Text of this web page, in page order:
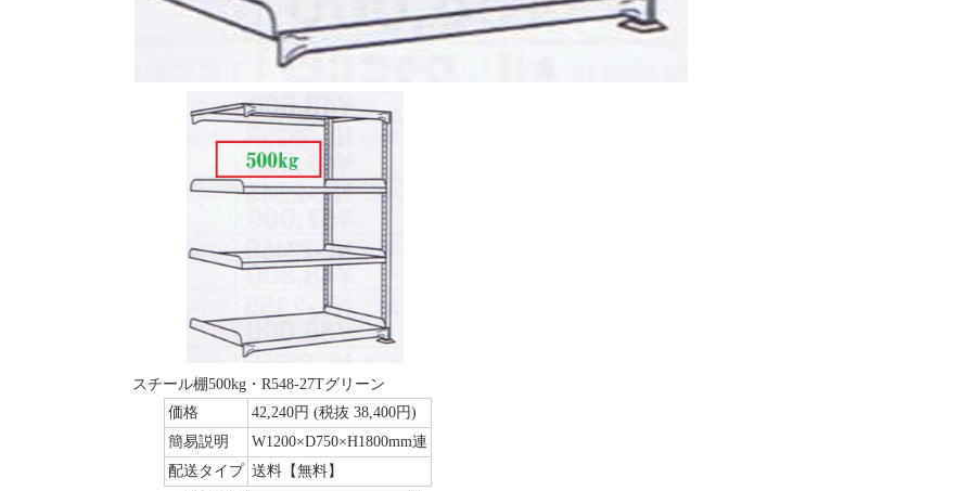
スチール棚500kg・R548-27Tグリーン
価格
42,240円 (税抜 38,400円)
簡易説明
W1200×D750×H1800mm連
配送タイプ 送料【無料】